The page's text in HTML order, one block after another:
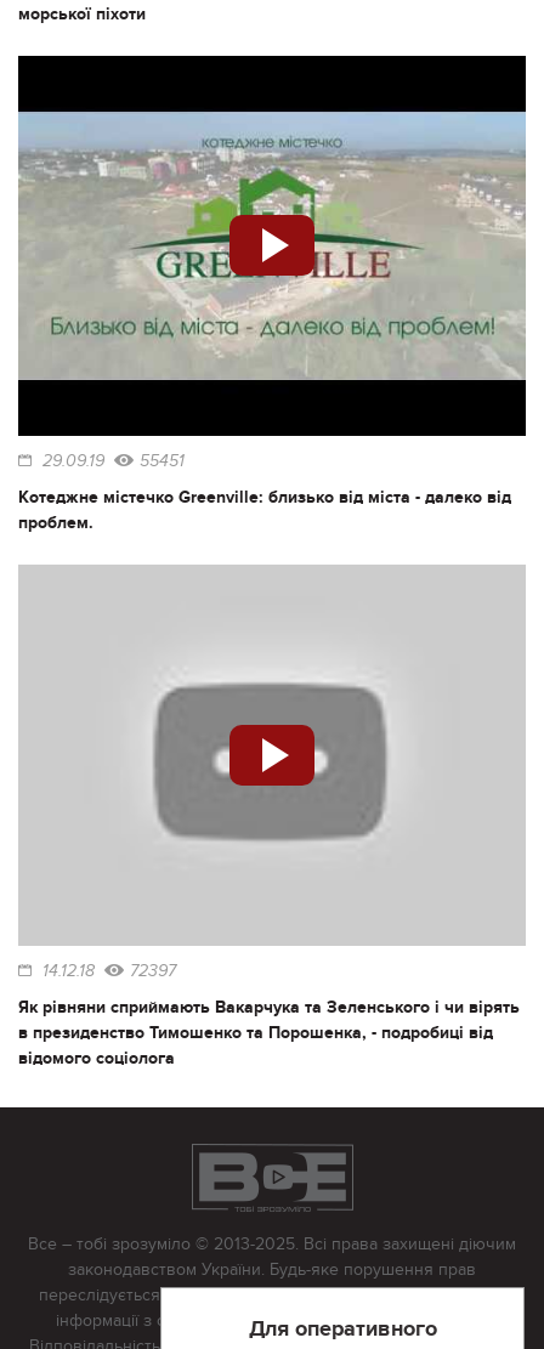
морської піхоти
29.09.19 55451
Котеджне містечко Greenville: близько від міста - далеко від
проблем.
14.12.18 72397
Як рівняни сприймають Вакарчука та Зеленського і чи вірять
в президенство Тимошенко та Порошенка, - подробиці від
відомого соціолога
Для оперативного
Все – тобі зрозуміло © 2013-2025. Всі права захищені діючим
законодавством України. Будь-яке порушення прав
переслідується в судовому порядку. Будь-яке відтворення
інформації з сайту тільки з письмово дозволу редакції.